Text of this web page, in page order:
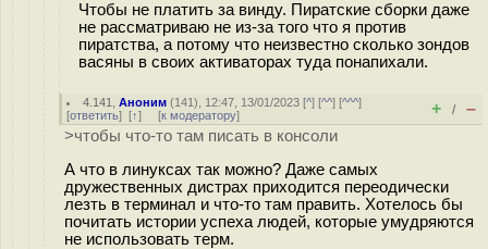
Чтобы не платить за винду. Пиратские сборки даже
не рассматриваю не из-за того что я против
пиратства, а потому что неизвестно сколько зондов
васяны в своих активаторах туда понапихали.
4.141 ,Аноним (141), 12:47, 13/01/2023 [^] [^^] [^^^]
[ответить] [↑] [к модератору] + / –
>чтобы что-то там писать в консоли
А что в линуксах так можно? Даже самых
дружественных дистрах приходится переодически
лезть в терминал и что-то там править. Хотелось бы
почитать истории успеха людей, которые умудряются
не использовать терм.